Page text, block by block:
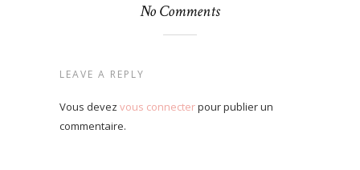
No Comments
LEAVE A REPLY
Vous devez vous connecterpour publier un
commentaire.